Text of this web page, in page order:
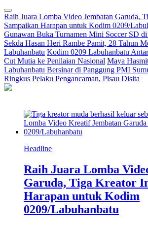
Raih Juara Lomba Video Jembatan Garuda,
Sampaikan Harapan untuk Kodim 0209/
Gunawan Buka Turnamen Mini Soccer SD
Sekda Hasan Heri Rambe Pamit, 28 Tahun
Labuhanbatu Kodim 0209 Labuhanbatu
Cut Mutia ke Penilaian Nasional Maya
Labuhanbatu Bersinar di Panggung PMI
Ringkus Pelaku Pengancaman, Pisau Disita
Headline
Raih Juara Lomba
Garuda, Tiga Kreator
Harapan untuk Kodim
0209/Labuhanbatu